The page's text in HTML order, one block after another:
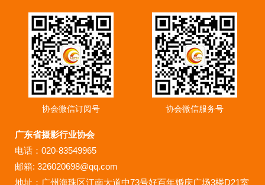
协会微信订阅号 协会微信服务号
广东省摄影行业协会
电话：020-83549965
邮箱: 326020698@qq.com
地址：广州海珠区江南大道中73号好百年婚庆广场3楼D21室